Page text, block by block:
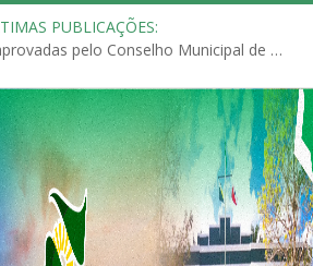
PUBLICAÇÕES:
Políticas Municipais aprovadas pelo Conselho Municipal de Educação (CME)